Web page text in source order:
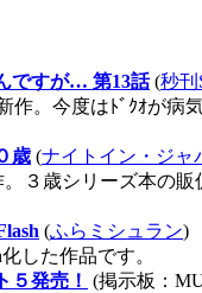
ですが… 第13話(秒
作。今度はﾄﾞｸｵが病
歳 (ナイトイン・ジャ
。３歳シリーズ本の販
(ふらミシュラン)
した作品です。
５発売！ (掲示板：